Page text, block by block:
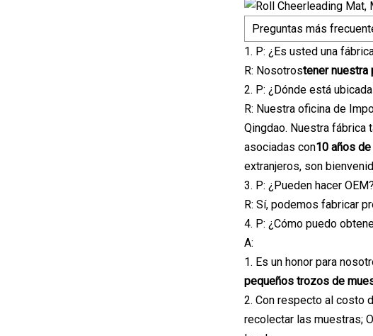
Preguntas más
1. P: ¿Es usted una
R: Nosotrostener nuestra
2. P: ¿Dónde está
R: Nuestra oficina de
Qingdao. Nuestra fábrica
asociadas con10 años
extranjeros, son
3. P: ¿Pueden hacer OEM?
R: Sí, podemos fabricar
4. P: ¿Cómo puedo
A:
1. Es un honor para
pequeños trozos de
2. Con respecto al costo
recolectar las muestras;